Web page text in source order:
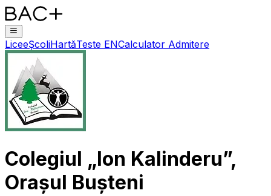
LiceeȘcoliHartăTeste ENCalculator Admitere
Colegiul „Ion Kalinderu”,
Orașul Bușteni